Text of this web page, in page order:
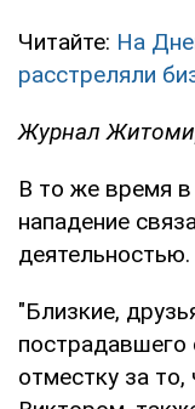
Читайте: На
расстреляли
Журнал
В то же время
нападение
деятельностью.
"Близкие,
пострадавшего
отместку за